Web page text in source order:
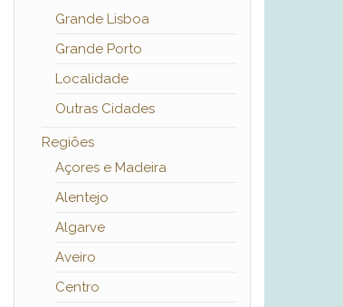
Grande Lisboa
Grande Porto
Localidade
Outras Cidades
Regiões
Açores e Madeira
Alentejo
Algarve
Aveiro
Centro